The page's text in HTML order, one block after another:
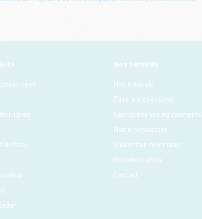
de l'eau
Nos services
Nos tutoriels
Foire aux questions
Configurez vos équipements
Notre newsletter
Trouvez un revendeur
Documentation
Contact